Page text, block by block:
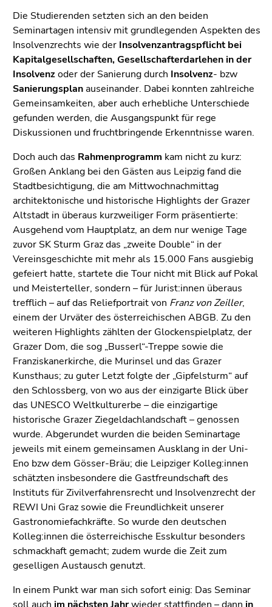
Die Studierenden setzten sich an den beiden
Seminartagen intensiv mit grundlegenden Aspekten des
Insolvenzrechts wie der Insolvenzantragspflicht bei
Kapitalgesellschaften, Gesellschafterdarlehenin der
Insolvenzoder der Sanierung durch Insolvenz- bzw
Sanierungsplanauseinander. Dabei konnten zahlreiche
Gemeinsamkeiten, aber auch erhebliche Unterschiede
gefunden werden, die Ausgangspunkt für rege
Diskussionen und fruchtbringende Erkenntnisse waren.
Doch auch das Rahmenprogramm kam nicht zu kurz:
Großen Anklang bei den Gästen aus Leipzig fand die
Stadtbesichtigung, die am Mittwochnachmittag
architektonische und historische Highlights der Grazer
Altstadt in überaus kurzweiliger Form präsentierte:
Ausgehend vom Hauptplatz, an dem nur wenige Tage
zuvor SK Sturm Graz das „zweite Double“ in der
Vereinsgeschichte mit mehr als 15.000 Fans ausgiebig
gefeiert hatte, startete die Tour nicht mit Blick auf Pokal
und Meisterteller, sondern – für Jurist:innen überaus
trefflich – auf das Reliefportrait von Franz von Zeiller,
einem der Urväter des österreichischen ABGB. Zu den
weiteren Highlights zählten der Glockenspielplatz, der
Grazer Dom, die sog „Busserl“-Treppe sowie die
Franziskanerkirche, die Murinsel und das Grazer
Kunsthaus; zu guter Letzt folgte der „Gipfelsturm“ auf
den Schlossberg, von wo aus der einzigarte Blick über
das UNESCO Weltkulturerbe – die einzigartige
historische Grazer Ziegeldachlandschaft – genossen
wurde. Abgerundet wurden die beiden Seminartage
jeweils mit einem gemeinsamen Ausklang in der Uni-
Eno bzw dem Gösser-Bräu; die Leipziger Kolleg:innen
schätzten insbesondere die Gastfreundschaft des
Instituts für Zivilverfahrensrecht und Insolvenzrecht der
REWI Uni Graz sowie die Freundlichkeit unserer
Gastronomiefachkräfte. So wurde den deutschen
Kolleg:innen die österreichische Esskultur besonders
schmackhaft gemacht; zudem wurde die Zeit zum
geselligen Austausch genutzt.
In einem Punkt war man sich sofort einig: Das Seminar